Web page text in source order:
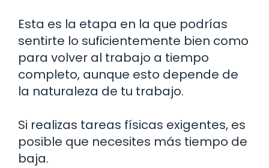
Esta es la etapa en la que podrías
sentirte lo suficientemente bien como
para volver al trabajo a tiempo
completo, aunque esto depende de
la naturaleza de tu trabajo.
Si realizas tareas físicas exigentes, es
posible que necesites más tiempo de
baja.